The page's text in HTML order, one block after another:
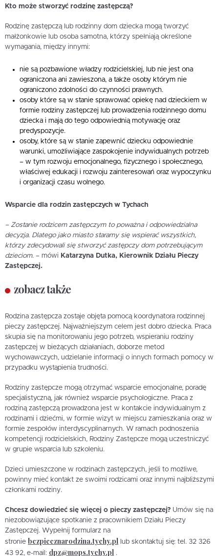
Kto może stworzyć rodzinę zastępczą?
Rodzinę zastępczą lub rodzinny dom dziecka mogą tworzyć
małżonkowie lub osoba samotna, którzy spełniają określone
wymagania, między innymi:
nie są pozbawione władzy rodzicielskiej, lub nie jest ona
ograniczona ani zawieszona, a także osoby którym nie
ograniczono zdolności do czynności prawnych.
osoby które są w stanie sprawować opiekę nad dzieckiem w
formie rodziny zastępczej lub prowadzenia rodzinnego domu
dziecka i mają do tego odpowiednią motywację oraz
predyspozycje.
osoby, które są w stanie zapewnić dziecku odpowiednie
warunki, umożliwiające zaspokojenie indywidualnych potrzeb
– w tym rozwoju emocjonalnego, fizycznego i społecznego,
właściwej edukacji i rozwoju zainteresowań oraz wypoczynku
i organizacji czasu wolnego.
Wsparcie dla rodzin zastępczych w Tychach
– Zostanie rodzicem zastępczym to poważna i odpowiedzialna
decyzja. Dlatego jako miasto staramy się wspierać wszystkich,
którzy zdecydowali się stworzyć zastępczy dom potrzebującym
dzieciom. – mówi Katarzyna Dutka, Kierownik Działu Pieczy
Zastępczej.
zobacz także
Rodzina zastępcza zostaje objęta pomocą koordynatora rodzinnej
pieczy zastępczej. Najważniejszym celem jest dobro dziecka. Praca
skupia się na monitorowaniu jego potrzeb, wspieraniu rodziny
zastępczej w bieżących działaniach, doborze metod
wychowawczych, udzielanie informacji o innych formach pomocy w
przypadku wystąpienia trudności.
Rodziny zastępcze mogą otrzymać wsparcie emocjonalne, poradę
specjalistyczną, jak również wsparcie psychologiczne. Praca z
rodziną zastępczą prowadzona jest w kontakcie indywidualnym z
rodzinami i dziećmi, w formie wizyt w miejscu zamieszkania oraz w
formie zespołów interdyscyplinarnych. W ramach podnoszenia
kompetencji rodzicielskich, Rodziny Zastępcze mogą uczestniczyć
w grupie wsparcia lub szkoleniu.
Dzieci umieszczone w rodzinach zastępczych, jeśli to możliwe,
powinny mieć kontakt ze swoimi rodzicami oraz innymi najbliższymi
członkami rodziny.
Chcesz dowiedzieć się więcej o pieczy zastępczej? Umów się na
niezobowiązujące spotkanie z pracownikiem Działu Pieczy
Zastępczej. Wypełnij formularz na
stronie bezpiecznarodzina.tychy.pl lub skontaktuj się: tel. 32 326
43 92, e-mail: dpz@mops.tychy.pl .